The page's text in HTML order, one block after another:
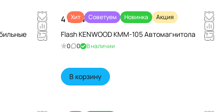
Хит Советуем Новинка Акция
4 670 ₽/шт
Flash KENWOOD KMM-105 Автомагнитола
0 0 В наличии
В корзину